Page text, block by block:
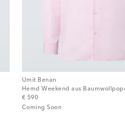
Umit Benan
Hemd Weekend aus
€ 590
original price
Coming Soon